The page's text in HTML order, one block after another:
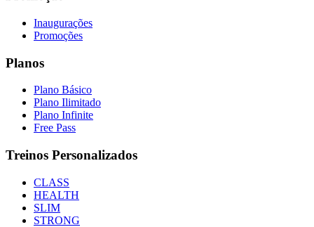
Inaugurações
Promoções
Planos
Plano Básico
Plano Ilimitado
Plano Infinite
Free Pass
Treinos Personalizados
CLASS
HEALTH
SLIM
STRONG